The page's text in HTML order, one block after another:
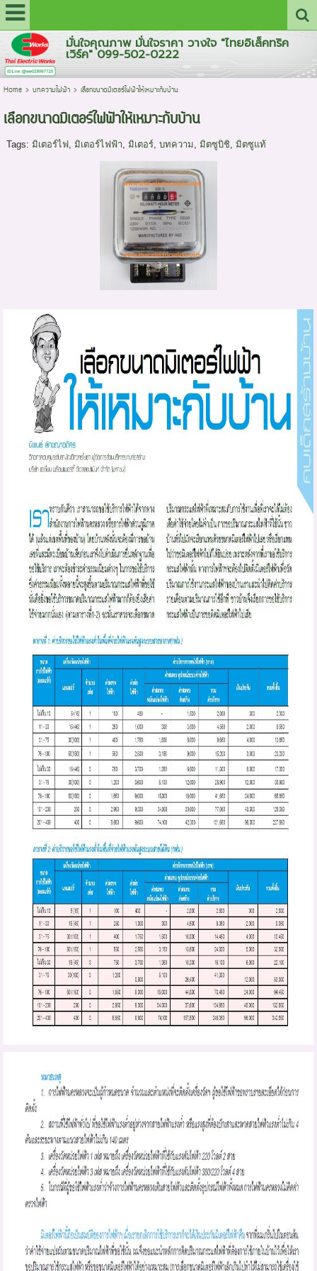
มั่นใจคุณภาพ มั่นใจราคา วางใจ "ไทยอิเล็คทริค
เวิร์ค" 099-502-0222
Home> บทความไฟฟ้า> เลือกขนาดมิเตอร์ไฟฟ้าให้เหมาะกับบ้าน
เลือกขนาดมิเตอร์ไฟฟ้าให้เหมาะกับบ้าน
Tags: มิเตอร์ไฟ, มิเตอร์ไฟฟ้า, มิเตอร์, บทความ, มิตซูบิชิ, มิตซูแท้